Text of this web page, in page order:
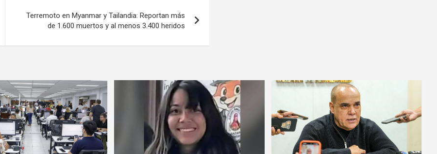
Terremoto en Myanmar y Tailandia: Reportan más
de 1.600 muertos y al menos 3.400 heridos